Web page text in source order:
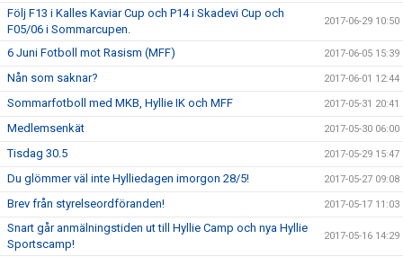
Följ F13 i Kalles Kaviar Cup och P14 i Skadevi Cup och
F05/06 i Sommarcupen.
2017-06-29 10:50
6 Juni Fotboll mot Rasism (MFF) 2017-06-05 15:39
Nån som saknar? 2017-06-01 12:44
Sommarfotboll med MKB, Hyllie IK och MFF 2017-05-31 20:41
Medlemsenkät 2017-05-30 06:00
Tisdag 30.5 2017-05-29 15:47
Du glömmer väl inte Hylliedagen imorgon 28/5! 2017-05-27 09:08
Brev från styrelseordföranden! 2017-05-17 11:03
Snart går anmälningstiden ut till Hyllie Camp och nya Hyllie
Sportscamp!
2017-05-16 14:29